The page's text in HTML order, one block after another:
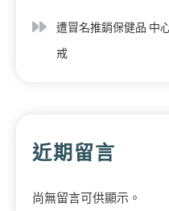
遭冒名推銷保健品 中
戒
近期留言
尚無留言可供顯示。